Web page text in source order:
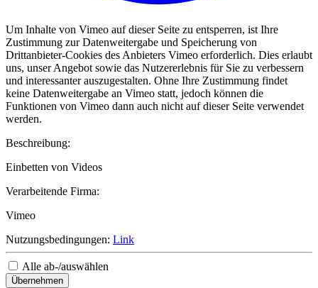
Um Inhalte von Vimeo auf dieser Seite zu entsperren, ist Ihre
Zustimmung zur Datenweitergabe und Speicherung von
Drittanbieter-Cookies des Anbieters Vimeo erforderlich. Dies erlaubt
uns, unser Angebot sowie das Nutzererlebnis für Sie zu verbessern
und interessanter auszugestalten. Ohne Ihre Zustimmung findet
keine Datenweitergabe an Vimeo statt, jedoch können die
Funktionen von Vimeo dann auch nicht auf dieser Seite verwendet
werden.
Beschreibung:
Einbetten von Videos
Verarbeitende Firma:
Vimeo
Nutzungsbedingungen: Link
Alle ab-/auswählen
Übernehmen